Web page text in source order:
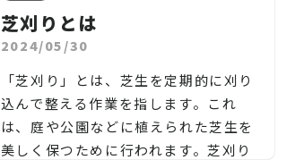
芝刈りとは
2024/05/30
「芝刈り」とは、芝生を定期的に刈り
込んで整える作業を指します。これ
は、庭や公園などに植えられた芝生を
美しく保つために行われます。芝刈り